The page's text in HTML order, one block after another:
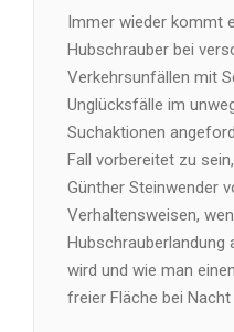
Immer wieder kommt
Hubschrauber bei
Verkehrsunfällen mit
Unglücksfälle im
Suchaktionen
Fall vorbereitet zu
Günther Steinwender
Verhaltensweisen,
wird und wie man
freier Fläche bei